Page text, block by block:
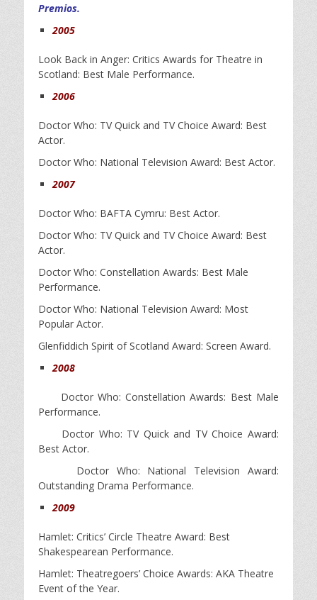
Premios.
2005
Look Back in Anger: Critics Awards for Theatre in
Scotland: Best Male Performance.
2006
Doctor Who: TV Quick and TV Choice Award: Best
Actor.
Doctor Who: National Television Award: Best Actor.
2007
Doctor Who: BAFTA Cymru: Best Actor.
Doctor Who: TV Quick and TV Choice Award: Best
Actor.
Doctor Who: Constellation Awards: Best Male
Performance.
Doctor Who: National Television Award: Most
Popular Actor.
Glenfiddich Spirit of Scotland Award: Screen Award.
2008
Doctor Who: Constellation Awards: Best Male
Performance.
Doctor Who: TV Quick and TV Choice Award:
Best Actor.
Doctor Who: National Television Award:
Outstanding Drama Performance.
2009
Hamlet: Critics’ Circle Theatre Award: Best
Shakespearean Performance.
Hamlet: Theatregoers’ Choice Awards: AKA Theatre
Event of the Year.